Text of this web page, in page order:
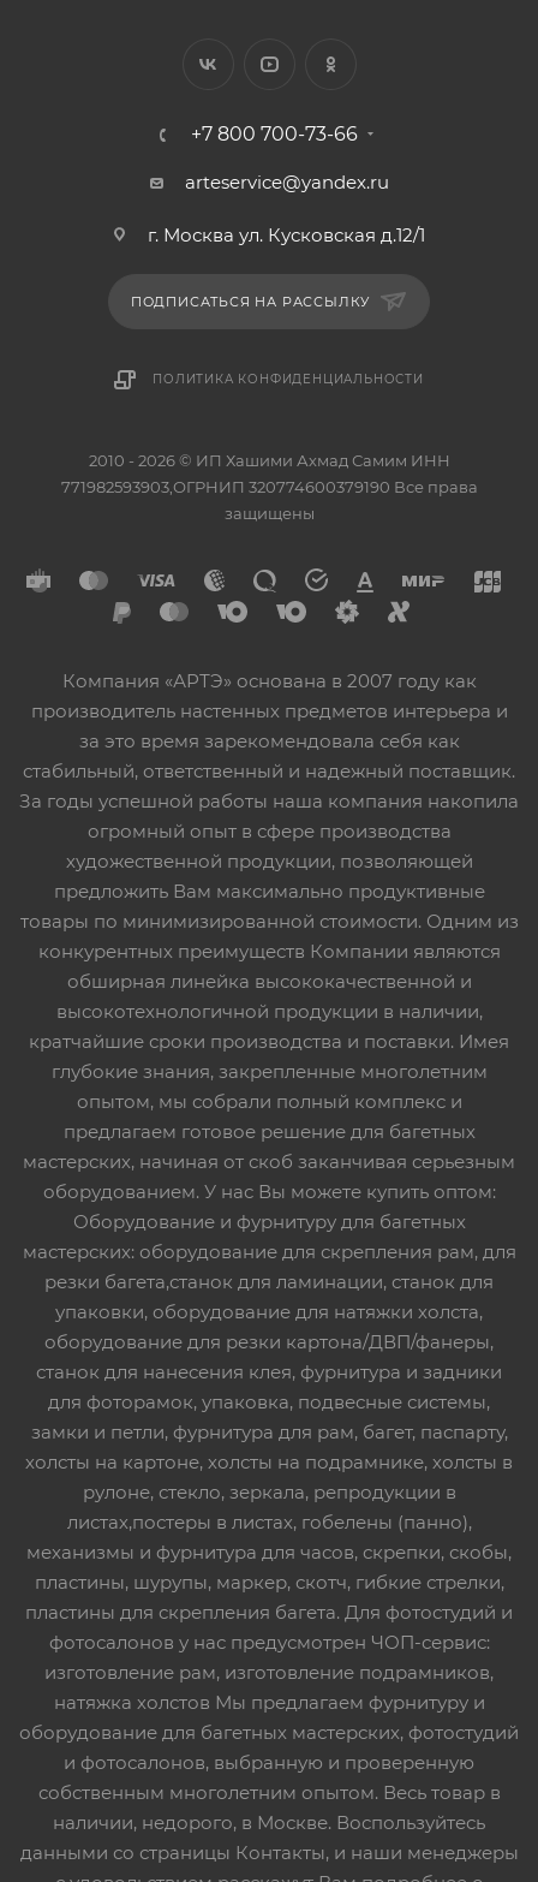
+7 800 700-73-66
arteservice@yandex.ru
г. Москва ул. Кусковская д.12/1
ПОДПИСАТЬСЯ НА РАССЫЛКУ
ПОЛИТИКА КОНФИДЕНЦИАЛЬНОСТИ
2010 - 2026 © ИП Хашими Ахмад Самим ИНН
771982593903,ОГРНИП 320774600379190 Все права
защищены
Компания «АРТЭ» основана в 2007 году как
производитель настенных предметов интерьера и
за это время зарекомендовала себя как
стабильный, ответственный и надежный поставщик.
За годы успешной работы наша компания накопила
огромный опыт в сфере производства
художественной продукции, позволяющей
предложить Вам максимально продуктивные
товары по минимизированной стоимости. Одним из
конкурентных преимуществ Компании являются
обширная линейка высококачественной и
высокотехнологичной продукции в наличии,
кратчайшие сроки производства и поставки. Имея
глубокие знания, закрепленные многолетним
опытом, мы собрали полный комплекс и
предлагаем готовое решение для багетных
мастерских, начиная от скоб заканчивая серьезным
оборудованием. У нас Вы можете купить оптом:
Оборудование и фурнитуру для багетных
мастерских: оборудование для скрепления рам, для
резки багета,станок для ламинации, станок для
упаковки, оборудование для натяжки холста,
оборудование для резки картона/ДВП/фанеры,
станок для нанесения клея, фурнитура и задники
для фоторамок, упаковка, подвесные системы,
замки и петли, фурнитура для рам, багет, паспарту,
холсты на картоне, холсты на подрамнике, холсты в
рулоне, стекло, зеркала, репродукции в
листах,постеры в листах, гобелены (панно),
механизмы и фурнитура для часов, скрепки, скобы,
пластины, шурупы, маркер, скотч, гибкие стрелки,
пластины для скрепления багета. Для фотостудий и
фотосалонов у нас предусмотрен ЧОП-сервис:
изготовление рам, изготовление подрамников,
натяжка холстов Мы предлагаем фурнитуру и
оборудование для багетных мастерских, фотостудий
и фотосалонов, выбранную и проверенную
собственным многолетним опытом. Весь товар в
наличии, недорого, в Москве. Воспользуйтесь
данными со страницы Контакты, и наши менеджеры